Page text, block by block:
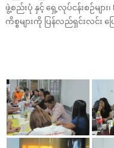
ဖွဲ့စည်းပုံ နှင့် ရှေ့လုပ်ငန်းစဉ်မျ
ကိစ္စများကို ပြန်လည်ရှင်းလင်း ပ